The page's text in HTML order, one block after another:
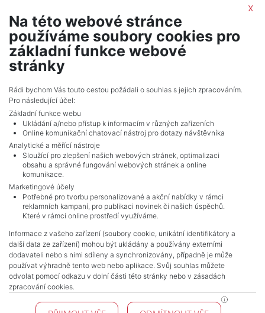
Veronika Vencová
realitní makléř
show nr.
MojePole.cz
Revoluční 1003/3, 11000, Praha
NAVIGACE
Terms and conditions
Protection of personal data
Real estate's
Contact
Cookie processing
KONTAKT
x
Na této webové stránce
používáme soubory cookies pro
základní funkce webové
stránky
Rádi bychom Vás touto cestou požádali o souhlas s jejich zpracováním.
Pro následující účel:
Základní funkce webu
Ukládání a/nebo přístup k informacím v různých zařízeních
Online komunikační chatovací nástroj pro dotazy návštěvníka
Analytické a měřící nástroje
Sloužící pro zlepšení našich webových stránek, optimalizaci
obsahu a správné fungování webových stránek a online
komunikace.
Marketingové účely
Potřebné pro tvorbu personalizované a akční nabídky v rámci
reklamních kampaní, pro publikaci novinek či našich úspěchů.
Které v rámci online prostředí využíváme.
Informace z vašeho zařízení (soubory cookie, unikátní identifikátory a
další data ze zařízení) mohou být ukládány a používány externími
dodavateli nebo s nimi sdíleny a synchronizovány, případně je může
používat výhradně tento web nebo aplikace. Svůj souhlas můžete
odvolat pomocí odkazu v dolní části této stránky nebo v zásadách
zpracování cookies.